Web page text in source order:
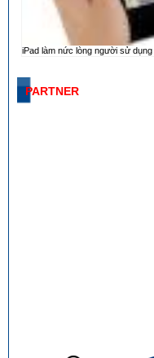
iPad làm nức lòng người sử dụng
PARTNER